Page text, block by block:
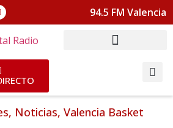
94.5 FM Valencia
, Noticias, Valencia Basket